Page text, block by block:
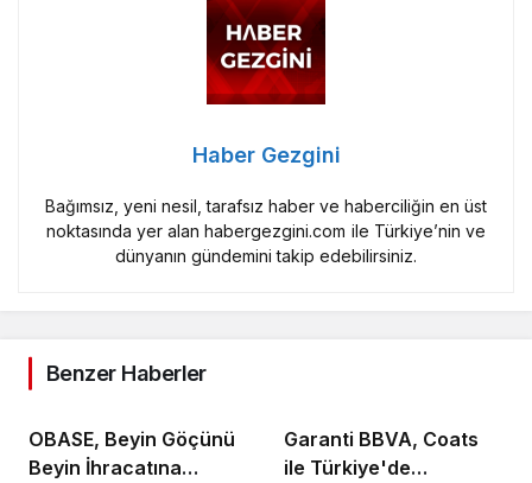
Haber Gezgini
Bağımsız, yeni nesil, tarafsız haber ve haberciliğin en üst
noktasında yer alan habergezgini.com ile Türkiye’nin ve
dünyanın gündemini takip edebilirsiniz.
Benzer Haberler
OBASE, Beyin Göçünü
Beyin İhracatına
Garanti BBVA, Coats
ile Türkiye'de